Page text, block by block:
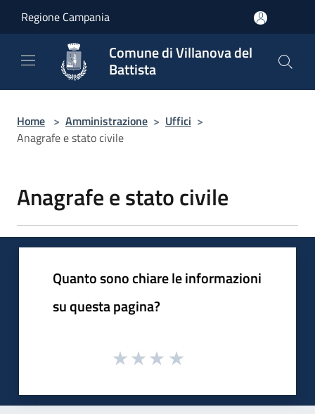
Regione Campania
Comune di Villanova del
Battista
Home > Amministrazione > Uffici >
Anagrafe e stato civile
Anagrafe e stato civile
Quanto sono chiare le informazioni
su questa pagina?